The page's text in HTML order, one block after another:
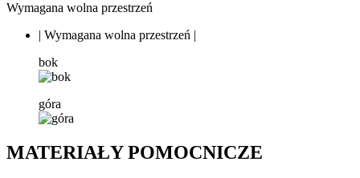
Wymagana wolna przestrzeń
| Wymagana wolna przestrzeń |
bok
góra
MATERIAŁY POMOCNICZE